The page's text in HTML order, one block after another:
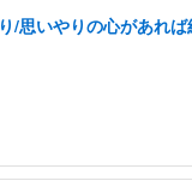
/思いやりの心があれ